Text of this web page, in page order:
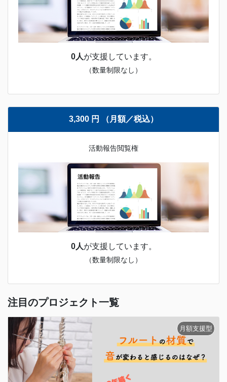
0人が支援しています。
（数量制限なし）
3,300 円 （月額／税込）
活動報告閲覧権
0人が支援しています。
（数量制限なし）
注目のプロジェクト一覧